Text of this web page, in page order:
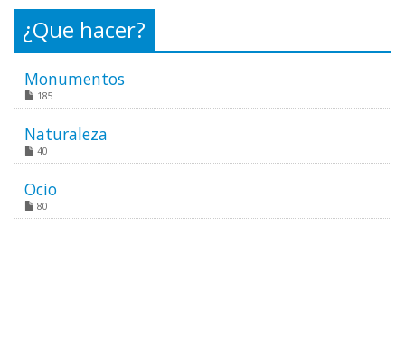
¿Que hacer?
Monumentos
185
Naturaleza
40
Ocio
80